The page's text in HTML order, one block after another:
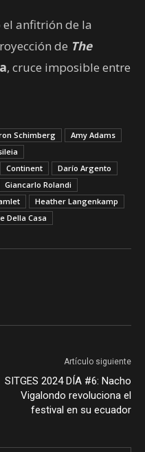
anfitrión de la
de The
, cruce imposible entre
Schimberg
Amy Adams
Continent
Darío Argento
Giancarlo Rolandi
Heather Langenkamp
Della Casa
Artículo siguiente
SITGES 2024 DÍA #6: Nacho
Vigalondo revoluciona el
festival en su ecuador